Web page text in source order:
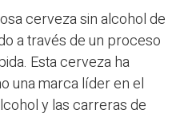
cerveza sin alcohol de
a través de un proceso
Esta cerveza ha
una marca líder en el
y las carreras de